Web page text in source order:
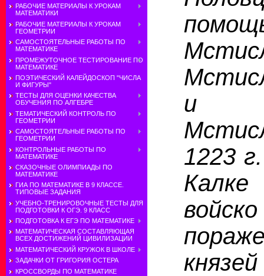
РАБОЧИЕ МАТЕРИАЛЫ К УРОКАМ
МАТЕМАТИКИ
РАБОЧИЕ МАТЕРИАЛЫ К УРОКАМ
ГЕОМЕТРИИ
САМОСТОЯТЕЛЬНЫЕ РАБОТЫ ПО
МАТЕМАТИКЕ
ПРОМЕЖУТОЧНОЕ ТЕСТИРОВАНИЕ ПО
МАТЕМАТИКЕ
ПОЭТИЧЕСКИЙ КАЛЕЙДОСКОП "ЧИСЛА
И ФИГУРЫ"
ТЕСТЫ ДЛЯ ОЦЕНКИ КАЧЕСТВА
ОБУЧЕНИЯ ПО АЛГЕБРЕ
ТЕМАТИЧЕСКИЙ КОНТРОЛЬ ПО
ГЕОМЕТРИИ
САМОСТОЯТЕЛЬНЫЕ РАБОТЫ ПО
ГЕОМЕТРИИ
КОНТРОЛЬНЫЕ РАБОТЫ ПО
МАТЕМАТИКЕ
СКАЗОЧНЫЕ ОЛИМПИАДЫ ПО
МАТЕМАТИКЕ
ГИА ПО МАТЕМАТИКЕ В 9 КЛАССЕ.
ТИПОВЫЕ ЗАДАНИЯ
УЧЕБНО-ТРЕНИРОВОЧНЫЕ ТЕСТЫ ДЛЯ
ПОДГОТОВКИ К ОГЭ. 9 КЛАСС
ПОДГОТОВКА К ЕГЭ ПО МАТЕМАТИКЕ
МАТЕМАТИЧЕСКАЯ СОСТАВЛЯЮЩАЯ
ВСЕХ ДОСТИЖЕНИЙ ЦИВИЛИЗАЦИИ
МАТЕМАТИЧЕСКИЙ КРУЖОК В ШКОЛЕ
ЗАДАЧКИ ОТ ГРИГОРИЯ ОСТЕРА
КРОССВОРДЫ ПО МАТЕМАТИКЕ
и
1223
Калке